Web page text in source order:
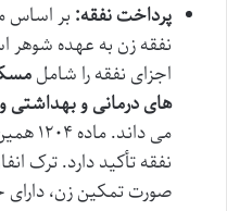
پرداخت نفقه:
اجزای نفقه را شامل
های درمانی و بهداشتی
می
نفقه تأکید دارد. ترک
صورت تمکین زن،